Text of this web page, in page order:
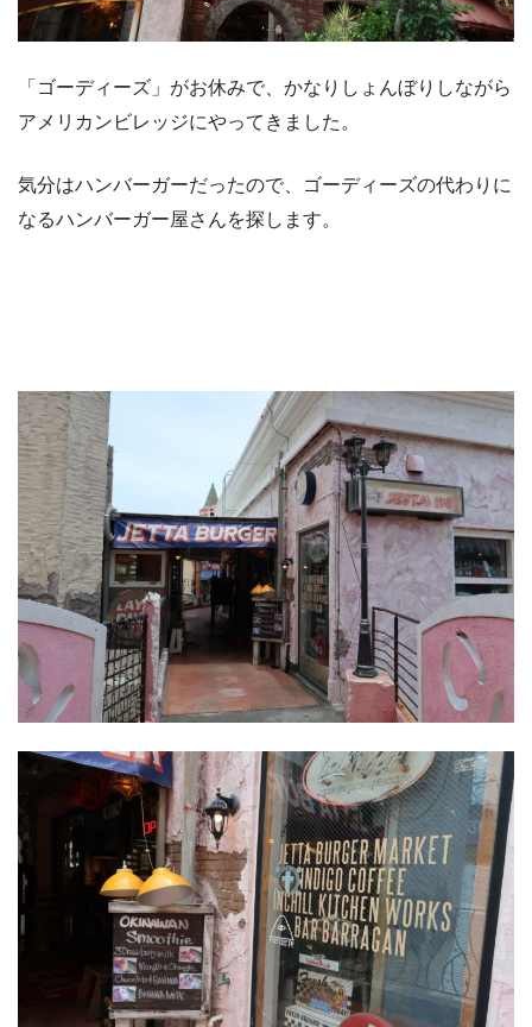
「ゴーディーズ」がお休みで、かなりしょんぼりしながら
アメリカンビレッジにやってきました。
気分はハンバーガーだったので、ゴーディーズの代わりに
なるハンバーガー屋さんを探します。